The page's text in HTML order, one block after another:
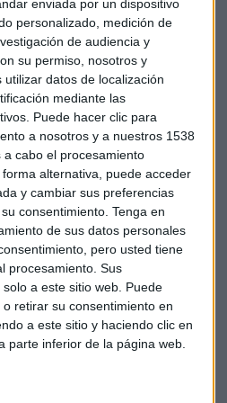
enviada por un dispositivo
personalizado, medición de
de audiencia y
su permiso, nosotros y
datos de localización
mediante las
Puede hacer clic para
a nosotros y a nuestros 1538
cabo el procesamiento
alternativa, puede acceder
y cambiar sus preferencias
consentimiento. Tenga en
de sus datos personales
pero usted tiene
procesamiento. Sus
a este sitio web. Puede
retirar su consentimiento en
a este sitio y haciendo clic en
parte inferior de la página web.
más rentable sino porque
económico local".
hay un "potencial muy
está en compañías pequeñas y
bastante bien a pesar del
ha tenido que hacer frente a
gran oferta en el mundo de las
de todas las cotizadas del
representan un nicho
pueden ser objeto
internacionales",